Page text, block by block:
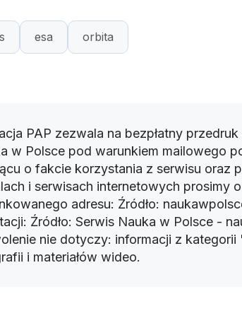
esa orbita
PAP zezwala na bezpłatny
w Polsce pod warunkiem mailowego
o fakcie korzystania z serwisu oraz
i serwisach internetowych prosimy
adresu: Źródło:
Źródło: Serwis Nauka w Polsce -
nie dotyczy: informacji z
i materiałów wideo.